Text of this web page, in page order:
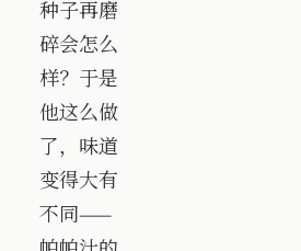
种子再磨
碎会怎么
样？于是
他这么做
了，味道
变得大有
不同——